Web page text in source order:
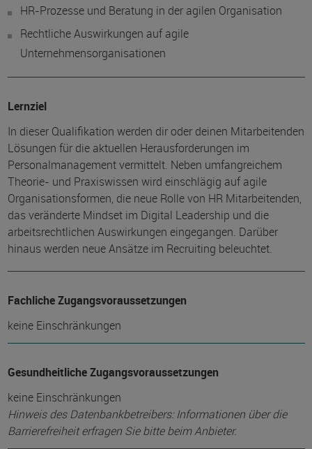
HR-Prozesse und Beratung in der agilen Organisation
Rechtliche Auswirkungen auf agile
Unternehmensorganisationen
Lernziel
In dieser Qualifikation werden dir oder deinen Mitarbeitenden
Lösungen für die aktuellen Herausforderungen im
Personalmanagement vermittelt. Neben umfangreichem
Theorie- und Praxiswissen wird einschlägig auf agile
Organisationsformen, die neue Rolle von HR Mitarbeitenden,
das veränderte Mindset im Digital Leadership und die
arbeitsrechtlichen Auswirkungen eingegangen. Darüber
hinaus werden neue Ansätze im Recruiting beleuchtet.
Fachliche Zugangsvoraussetzungen
keine Einschränkungen
Gesundheitliche Zugangsvoraussetzungen
keine Einschränkungen
Hinweis des Datenbankbetreibers: Informationen über die
Barrierefreiheit erfragen Sie bitte beim Anbieter.